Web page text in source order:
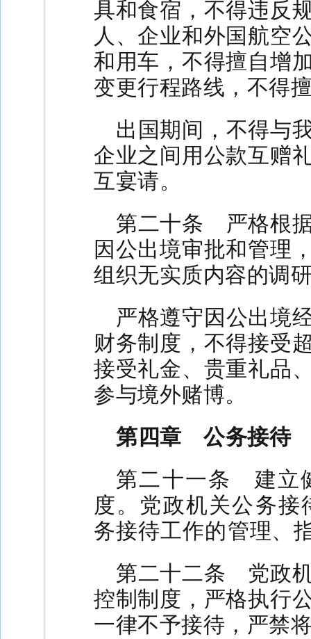
具和食宿，不得违反
人、企业和外国航空
和用车，不得擅自增
变更行程路线，不得
出国期间，不得与
企业之间用公款互赠
互宴请。
第二十条 严格根
因公出境审批和管理
组织无实质内容的调
严格遵守因公出境
财务制度，不得接受
接受礼金、贵重礼品
参与境外赌博。
第四章 公务接待
第二十一条 建立
度。党政机关公务
务接待工作的管理、
第二十二条 党政
控制制度，严格执行
一律不予接待，严禁